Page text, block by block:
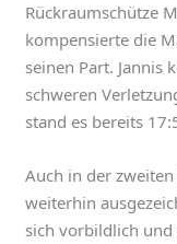
Rückraumschütze
kompensierte die
seinen Part. Jannis
schweren
stand es bereits
Auch in der
weiterhin
sich vorbildlich